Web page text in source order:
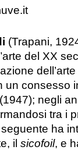
(Trapani,
del XX
un consesso
negli
tra i
ha
il sicofoil, e